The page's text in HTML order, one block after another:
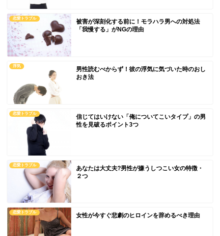
恋愛トラブル
被害が深刻化する前に！モラハラ男への対処法
「我慢する」がNGの理由
浮気
男性読むべからず！彼の浮気に気づいた時のおし
おき法
恋愛トラブル
信じてはいけない「俺についてこいタイプ」の男
性を見破るポイント3つ
恋愛トラブル
あなたは大丈夫?男性が嫌うしつこい女の特徴・
２つ
恋愛トラブル 女性が今すぐ悲劇のヒロインを辞めるべき理由